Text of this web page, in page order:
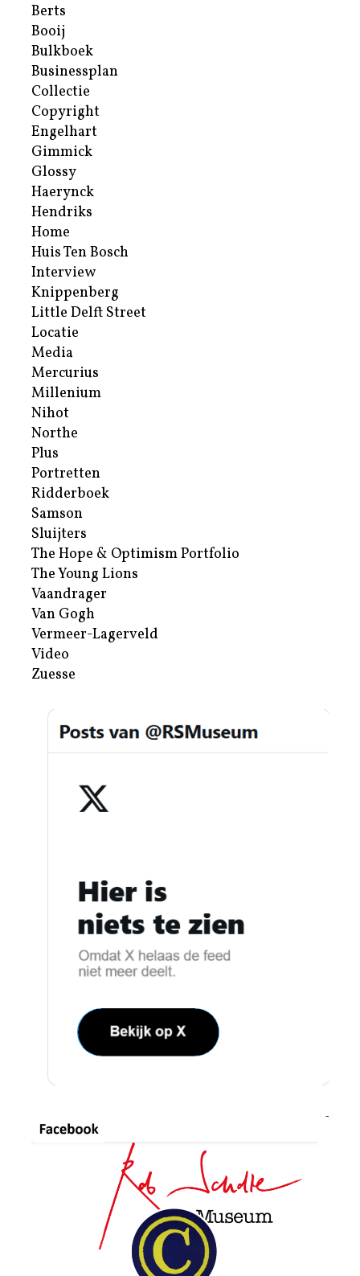
Berts
Booij
Bulkboek
Businessplan
Collectie
Copyright
Engelhart
Gimmick
Glossy
Haerynck
Hendriks
Home
Huis Ten Bosch
Interview
Knippenberg
Little Delft Street
Locatie
Media
Mercurius
Millenium
Nihot
Northe
Plus
Portretten
Ridderboek
Samson
Sluijters
The Hope & Optimism Portfolio
The Young Lions
Vaandrager
Van Gogh
Vermeer-Lagerveld
Video
Zuesse